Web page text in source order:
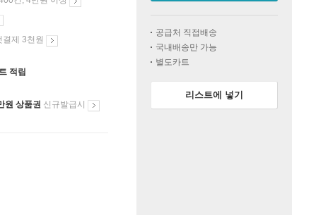
결제 3천원
적립
원 상품권 신규발급시
공급처 직접배송
국내배송만 가능
별도카트
리스트에 넣기